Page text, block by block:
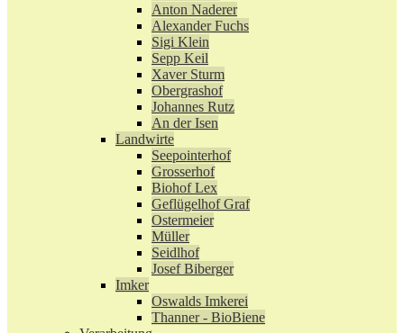
Anton Naderer
Alexander Fuchs
Sigi Klein
Sepp Keil
Xaver Sturm
Obergrashof
Johannes Rutz
An der Isen
Landwirte
Seepointerhof
Grosserhof
Biohof Lex
Geflügelhof Graf
Ostermeier
Müller
Seidlhof
Josef Biberger
Imker
Oswalds Imkerei
Thanner - BioBiene